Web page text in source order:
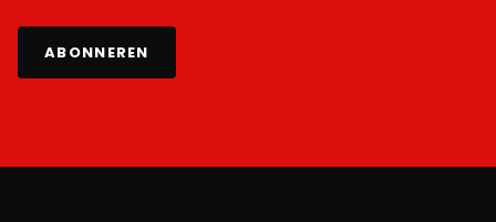
ABONNEREN